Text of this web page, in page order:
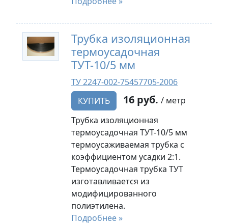
Трубка изоляционная
термоусадочная
ТУТ-10/5 мм
ТУ 2247-002-75457705-2006
КУПИТЬ
16 руб. / метр
Трубка изоляционная
термоусадочная ТУТ-10/5 мм
термоусаживаемая трубка с
коэффициентом усадки 2:1.
Термоусадочная трубка ТУТ
изготавливается из
модифицированного
полиэтилена.
Подробнее »